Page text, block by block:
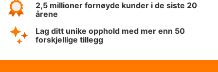
2,5 millioner fornøyde kunder i de siste 20
årene
Lag ditt unike opphold med mer enn 50
forskjellige tillegg